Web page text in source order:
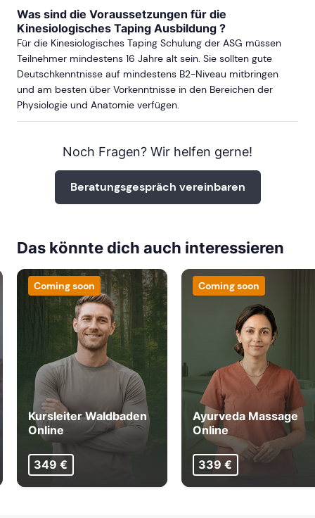
DÜSSELDORF
ab Sa, 26. September 2026
ab Sa, 20. März 2027
mehr Termine in Düsseldorf anzeigen
FRANKFURT
mehr Termine in Frankfurt anzeigen
FREIBURG
ab Sa, 7. November 2026
ab Sa, 3. April 2027
mehr Termine in Freiburg anzeigen
Was sind die Voraussetzungen für die
Kinesiologisches Taping Ausbildung ?
Für die Kinesiologisches Taping Schulung der ASG müssen
Teilnehmer mindestens 16 Jahre alt sein. Sie sollten gute
Deutschkenntnisse auf mindestens B2-Niveau mitbringen
und am besten über Vorkenntnisse in den Bereichen der
Physiologie und Anatomie verfügen.
Noch Fragen? Wir helfen gerne!
Beratungsgespräch vereinbaren
Das könnte dich auch interessieren
Coming soon
Kursleiter Waldbaden
Online
349 €
Coming soon
Ayurveda Massage
Online
339 €